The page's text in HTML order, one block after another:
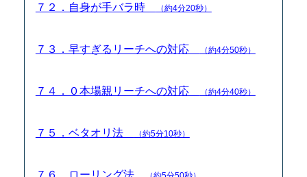
７２．自身が手バラ時 （約4分20秒）
７３．早すぎるリーチへの対応 （約4分50秒）
７４．０本場親リーチへの対応 （約4分40秒）
７５．ベタオリ法 （約5分10秒）
７６．ローリング法